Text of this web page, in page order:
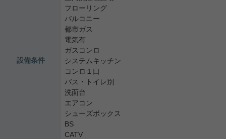
設備条件
フローリング
バルコニー
都市ガス
電気有
ガスコンロ
システムキッチン
コンロ１口
バス・トイレ別
洗面台
エアコン
シューズボックス
BS
CATV